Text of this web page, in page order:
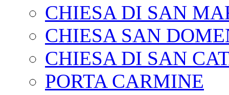
CHIESA DI SAN
CHIESA SAN
CHIESA DI SAN
PORTA CARMINE